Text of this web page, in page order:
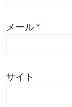
メール*
サイト